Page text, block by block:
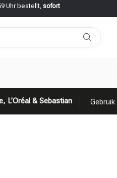
Uhr bestellt, sofort
L’Oréal & Sebastian Gebruik